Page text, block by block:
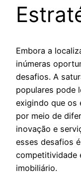
Embora a
inúmeras
desafios. A
populares pode
exigindo que os
por meio de
inovação e
esses desafios
competitividade
imobiliário.